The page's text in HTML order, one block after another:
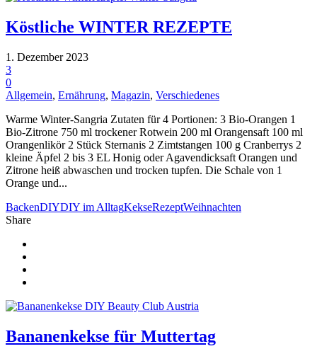
Köstliche WINTER REZEPTE
1. Dezember 2023
3
0
Allgemein, Ernährung, Magazin, Verschiedenes
Warme Winter-Sangria Zutaten für 4 Portionen: 3 Bio-Orangen 1
Bio-Zitrone 750 ml trockener Rotwein 200 ml Orangensaft 100 ml
Orangenlikör 2 Stück Sternanis 2 Zimtstangen 100 g Cranberrys 2
kleine Äpfel 2 bis 3 EL Honig oder Agavendicksaft Orangen und
Zitrone heiß abwaschen und trocken tupfen. Die Schale von 1
Orange und...
BackenDIYDIY im AlltagKekseRezeptWeihnachten
Share
Bananenkekse für Muttertag